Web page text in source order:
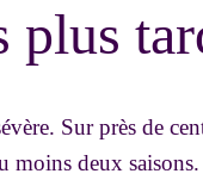
plus
Sur près de
moins deux